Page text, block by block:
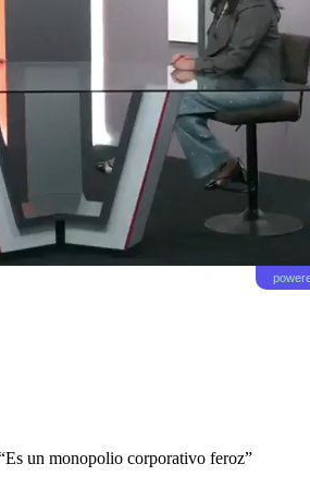
un monopolio corporativo feroz”